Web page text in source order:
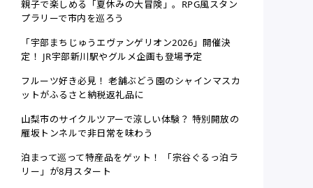
親子で楽しめる「夏休みの大冒険」。RPG風スタン
プラリーで市内を巡ろう
「宇部まちじゅうエヴァンゲリオン2026」開催決
定！ JR宇部新川駅やグルメ企画も登場予定
フルーツ好き必見！ 老舗ぶどう園のシャインマスカ
ットがふるさと納税返礼品に
山梨市のサイクルツアーで涼しい体験？ 特別開放の
雁坂トンネルで非日常を味わう
泊まって巡って特産品をゲット！ 「宗谷ぐるっ泊ラ
リー」が8月スタート